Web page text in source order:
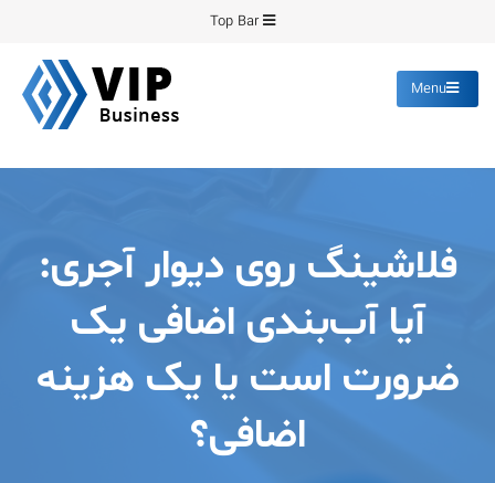
content
Top Bar
Menu
فلاشینگ روی دیوار آجری:
آیا آب‌بندی اضافی یک
ضرورت است یا یک هزینه
اضافی؟